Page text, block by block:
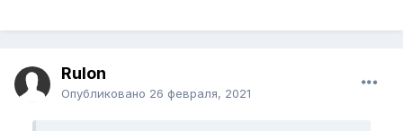
Rulon
Опубликовано 26 февраля, 2021